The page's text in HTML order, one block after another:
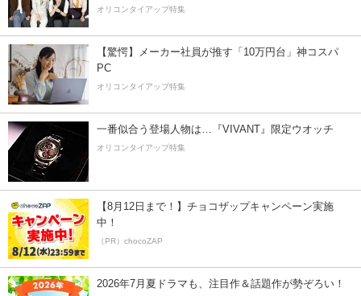
オリコンタイアップ特集
【驚愕】メーカー社員が推す「10万円台」神コスパ
PC
オリコンタイアップ特集
一番似合う登場人物は…『VIVANT』限定ウオッチ
オリコンタイアップ特集
【8月12日まで！】チョコザップキャンペーン実施
中！
（PR）chocoZAP
2026年7月夏ドラマも、注目作＆話題作が勢ぞろい！